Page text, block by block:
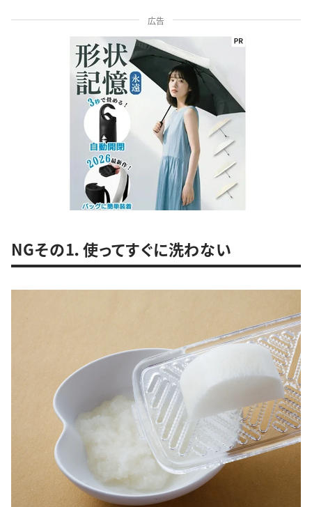
広告
NGその1．使ってすぐに洗わない